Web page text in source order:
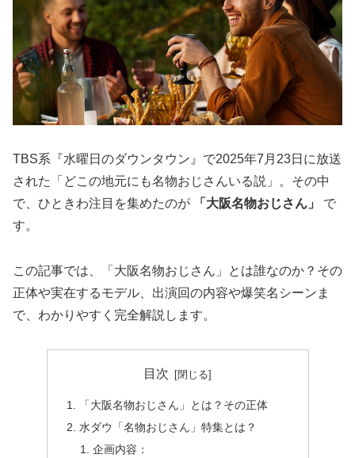
TBS系『水曜日のダウンタウン』で2025年7月23日に放送
された「どこの地元にも名物おじさんいる説」。その中
で、ひときわ注目を集めたのが
「大阪名物おじさん」
で
す。
この記事では、「大阪名物おじさん」とは誰なのか？その
正体や実在するモデル、出演回の内容や爆笑名シーンま
で、わかりやすく完全解説します。
目次
「大阪名物おじさん」とは？その正体
水ダウ「名物おじさん」特集とは？
企画内容：